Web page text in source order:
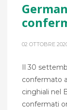
02 OTTOBRE
Il 30
confermato
cinghiali nel
confermati